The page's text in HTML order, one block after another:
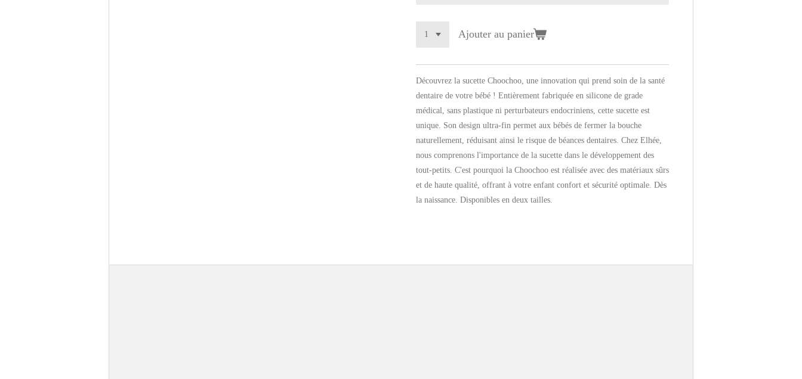
Ajouter au panier
Découvrez la sucette Choochoo, une innovation qui prend soin de la santé
dentaire de votre bébé ! Entièrement fabriquée en silicone de grade
médical, sans plastique ni perturbateurs endocriniens, cette sucette est
unique. Son design ultra-fin permet aux bébés de fermer la bouche
naturellement, réduisant ainsi le risque de béances dentaires. Chez Elhée,
nous comprenons l'importance de la sucette dans le développement des
tout-petits. C'est pourquoi la Choochoo est réalisée avec des matériaux sûrs
et de haute qualité, offrant à votre enfant confort et sécurité optimale. Dès
la naissance. Disponibles en deux tailles.